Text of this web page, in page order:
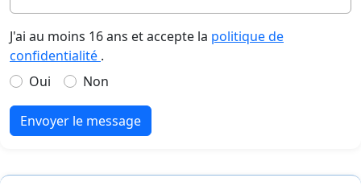
J'ai au moins 16 ans et accepte la politique de
confidentialité .
Oui
Non
Envoyer le message